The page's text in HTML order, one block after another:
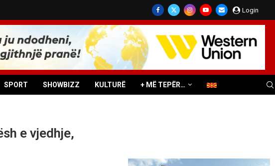
Login
SPORT SHOWBIZZ KULTURË + MË TEPËR…
e vjedhje,